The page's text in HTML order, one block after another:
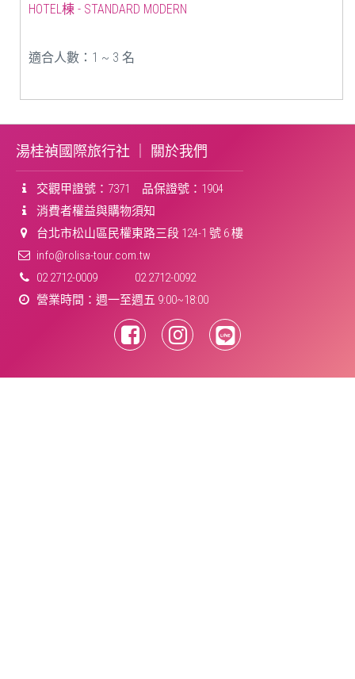
HOTEL棟 - STANDARD MODERN
適合人數：1 ~ 3 名
湯桂禎國際旅行社 ｜ 關於我們
交觀甲證號：7371 品保證號：1904
消費者權益與購物須知
台北市松山區民權東路三段 124-1 號 6 樓
info@rolisa-tour.com.tw
02 2712-0009
02 2712-0092
營業時間：週一至週五 9:00~18:00